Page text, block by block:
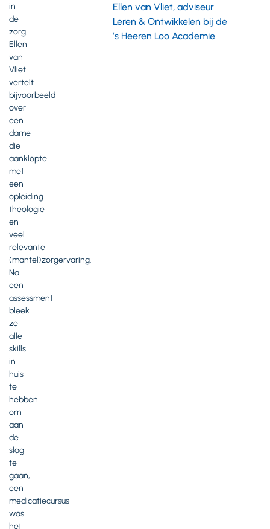
in
de
zorg.
Ellen
van
Vliet
vertelt
bijvoorbeeld
over
een
dame
die
aanklopte
met
een
opleiding
theologie
en
veel
relevante
(mantel)zorgervaring.
Na
een
assessment
bleek
ze
alle
skills
in
huis
te
hebben
om
aan
de
slag
te
gaan,
een
medicatiecursus
was
het
Ellen van Vliet, adviseur
Leren & Ontwikkelen bij de
’s Heeren Loo Academie